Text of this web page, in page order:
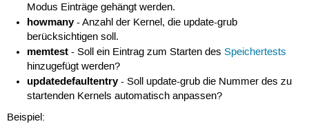
Modus Einträge gehängt werden.
howmany - Anzahl der Kernel, die update-grub
berücksichtigen soll.
memtest - Soll ein Eintrag zum Starten desSpeichertests
hinzugefügt werden?
updatedefaultentry - Soll update-grub die Nummer des zu
startenden Kernels automatisch anpassen?
Beispiel: